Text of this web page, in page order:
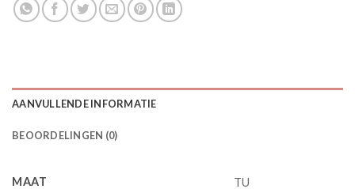
AANVULLENDE INFORMATIE
BEOORDELINGEN (0)
MAAT TU